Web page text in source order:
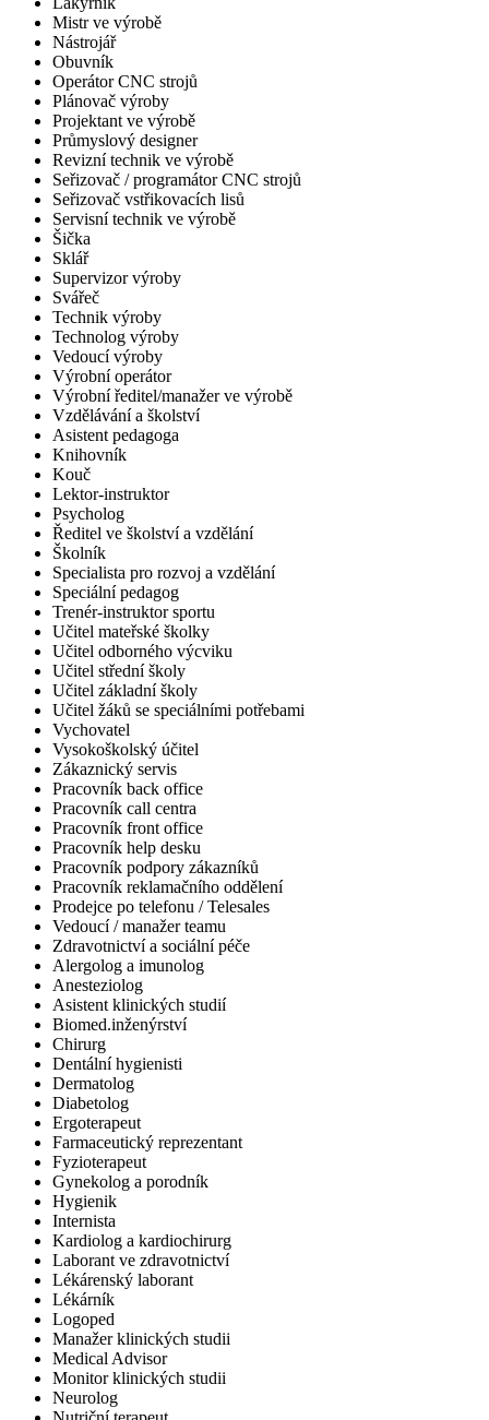
Mistr ve výrobě
Nástrojář
Obuvník
Operátor CNC strojů
Plánovač výroby
Projektant ve výrobě
Průmyslový designer
Revizní technik ve výrobě
Seřizovač / programátor CNC strojů
Seřizovač vstřikovacích lisů
Servisní technik ve výrobě
Šička
Sklář
Supervizor výroby
Svářeč
Technik výroby
Technolog výroby
Vedoucí výroby
Výrobní operátor
Výrobní ředitel/manažer ve výrobě
Vzdělávání a školství
Asistent pedagoga
Knihovník
Kouč
Lektor-instruktor
Psycholog
Ředitel ve školství a vzdělání
Školník
Specialista pro rozvoj a vzdělání
Speciální pedagog
Trenér-instruktor sportu
Učitel mateřské školky
Učitel odborného výcviku
Učitel střední školy
Učitel základní školy
Učitel žáků se speciálními potřebami
Vychovatel
Vysokoškolský účitel
Zákaznický servis
Pracovník back office
Pracovník call centra
Pracovník front office
Pracovník help desku
Pracovník podpory zákazníků
Pracovník reklamačního oddělení
Prodejce po telefonu / Telesales
Vedoucí / manažer teamu
Zdravotnictví a sociální péče
Alergolog a imunolog
Anesteziolog
Asistent klinických studií
Biomed.inženýrství
Chirurg
Dentální hygienisti
Dermatolog
Diabetolog
Ergoterapeut
Farmaceutický reprezentant
Fyzioterapeut
Gynekolog a porodník
Hygienik
Internista
Kardiolog a kardiochirurg
Laborant ve zdravotnictví
Lékárenský laborant
Lékárník
Logoped
Manažer klinických studii
Medical Advisor
Monitor klinických studii
Neurolog